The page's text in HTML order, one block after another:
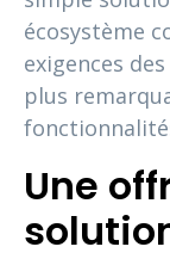
écosystème
exigences
plus
Une